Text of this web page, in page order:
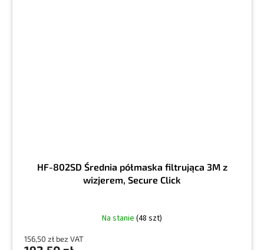
HF-802SD Średnia półmaska filtrująca 3M z
wizjerem, Secure Click
Na stanie (48 szt)
156,50 zł bez VAT